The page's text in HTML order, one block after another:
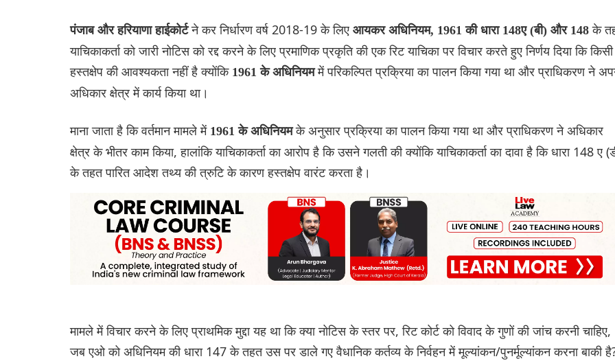
पंजाब और हरियाणा हाईकोर्टने कर निर्धारण वर्ष 2018-19 के लिए आयकर अधिनियम, 1961 की धारा 148ए (बी) और 148के
याचिकाकर्ता को जारी नोटिस को रद्द करने के लिए प्रमाणिक प्रकृति की एक रिट याचिका पर विचार करते हुए निर्णय दिया कि किसी
हस्तक्षेप की आवश्यकता नहीं है क्योंकि 1961 के अधिनियममें परिकल्पित प्रक्रिया का पालन किया गया था और प्राधिकरण ने
अधिकार क्षेत्र में कार्य किया था।
माना जाता है कि वर्तमान मामले में 1961 के अधिनियमके अनुसार प्रक्रिया का पालन किया गया था और प्राधिकरण ने अधिकार
क्षेत्र के भीतर काम किया, हालांकि याचिकाकर्ता का आरोप है कि उसने गलती की क्योंकि याचिकाकर्ता का दावा है कि धारा 148 ए
के तहत पारित आदेश तथ्य की त्रुटि के कारण हस्तक्षेप वारंट करता है।
मामले में विचार करने के लिए प्राथमिक मुद्दा यह था कि क्या नोटिस के स्तर पर, रिट कोर्ट को विवाद के गुणों की जांच करनी चाहिए,
जब एओ को अधिनियम की धारा 147 के तहत उस पर डाले गए वैधानिक कर्तव्य के निर्वहन में मूल्यांकन/पुनर्मूल्यांकन करना बाकी